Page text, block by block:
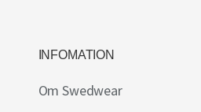
INFOMATION
Om Swedwear